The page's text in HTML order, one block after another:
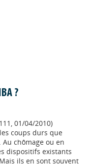
?
01/04/2010)
coups durs que
chômage ou en
dispositifs existants
ils en sont souvent